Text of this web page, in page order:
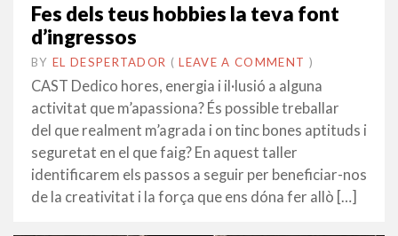
Fes dels teus hobbies la teva font
d’ingressos
BY EL DESPERTADOR ON
30
AGOST
2014
•(LEAVE A COMMENT )
CAST Dedico hores, energia i il·lusió a alguna
activitat que m’apassiona? És possible treballar
del que realment m’agrada i on tinc bones aptituds i
seguretat en el que faig? En aquest taller
identificarem els passos a seguir per beneficiar-nos
de la creativitat i la força que ens dóna fer allò […]